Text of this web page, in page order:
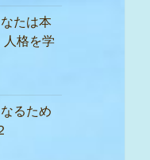
たは本
格を学
るため